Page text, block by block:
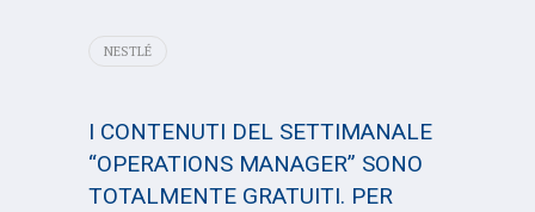
NESTLÉ
I CONTENUTI DEL SETTIMANALE
“OPERATIONS MANAGER” SONO
TOTALMENTE GRATUITI. PER